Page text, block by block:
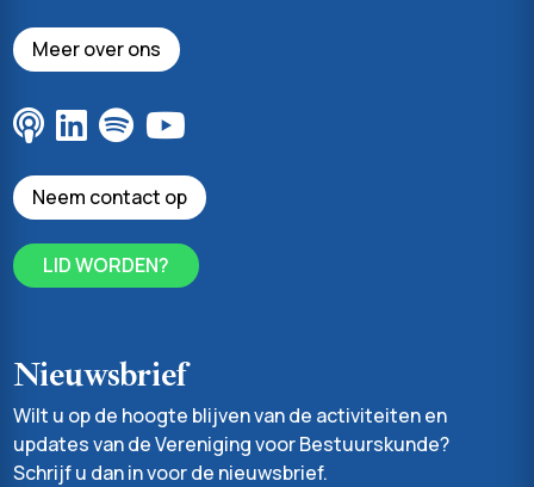
Meer over ons
Neem contact op
LID WORDEN?
Nieuwsbrief
Wilt u op de hoogte blijven van de activiteiten en
updates van de Vereniging voor Bestuurskunde?
Schrijf u dan in voor de nieuwsbrief.